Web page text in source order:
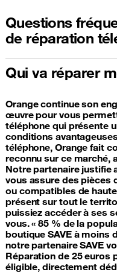
Questions
de réparation
Qui va réparer
Orange continue son
œuvre pour vous
téléphone qui présente
conditions
téléphone, Orange fait
reconnu sur ce marché,
Notre partenaire justifie
vous assure des pièces
ou compatibles de
présent sur tout le
puissiez accéder à ses
vous. « 85 % de la
boutique SAVE à moins
notre partenaire SAVE
Réparation de 25 euros
éligible, directement